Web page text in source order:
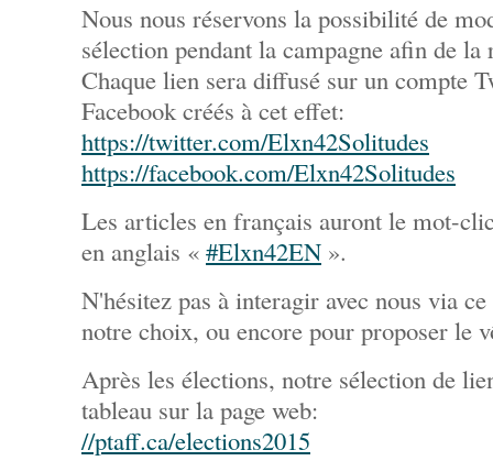
Nous nous réservons la possibilité de
sélection pendant la campagne afin de la
Chaque lien sera diffusé sur un compte
Facebook créés à cet effet:
https://twitter.com/Elxn42Solitudes
https://facebook.com/Elxn42Solitudes
Les articles en français auront le mot-
en anglais « #Elxn42EN ».
N'hésitez pas à interagir avec nous via
notre choix, ou encore pour proposer le
Après les élections, notre sélection de
tableau sur la page web:
//ptaff.ca/elections2015